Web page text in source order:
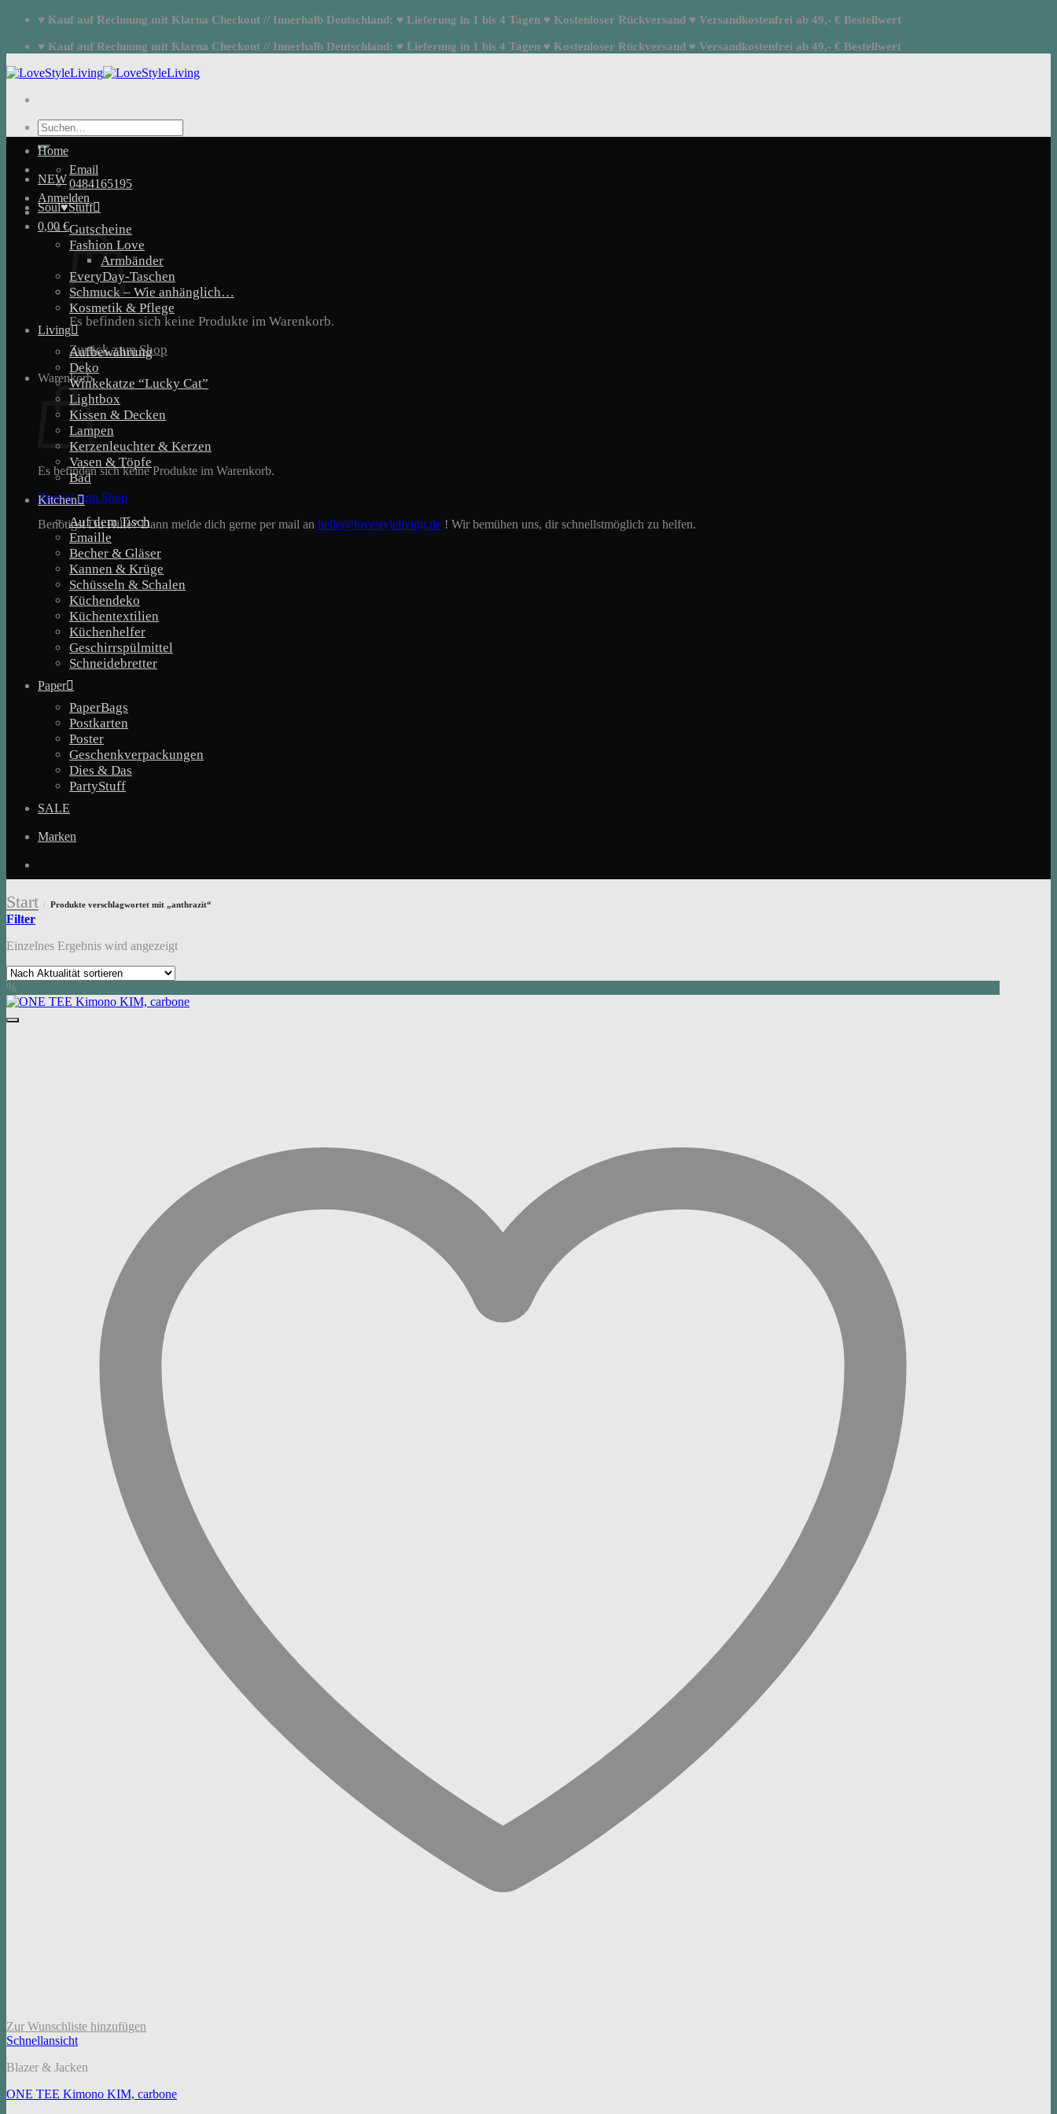
Zum
springen
♥ Kauf auf Rechnung mit Klarna Checkout // Innerhalb Deutschland: ♥ Lieferung in 1 bis 4 Tagen ♥ Kostenloser Rückversand ♥ Versandkostenfrei ab 49,- € Bestellwert
♥ Kauf auf Rechnung mit Klarna Checkout // Innerhalb Deutschland: ♥ Lieferung in 1 bis 4 Tagen ♥ Kostenloser Rückversand ♥ Versandkostenfrei ab 49,- € Bestellwert
Suchen
nach:
Email
0484165195
Anmelden
0,00€
Es befinden sich keine Produkte im Warenkorb.
Zurück zum Shop
Warenkorb
Es befinden sich keine Produkte im Warenkorb.
Zurück zum Shop
Benötigst Du Hilfe? Dann melde dich gerne per mail an hello@lovestyleliving.de ! Wir bemühen uns, dir schnellstmöglich zu helfen.
Home
NEW
Soul♥Stuff
Gutscheine
Fashion Love
Armbänder
EveryDay-Taschen
Schmuck – Wie anhänglich…
Kosmetik & Pflege
Living
Aufbewahrung
Deko
Winkekatze “Lucky Cat”
Lightbox
Kissen & Decken
Lampen
Kerzenleuchter & Kerzen
Vasen & Töpfe
Bad
Kitchen
Auf dem Tisch
Emaille
Becher & Gläser
Kannen & Krüge
Schüsseln & Schalen
Küchendeko
Küchentextilien
Küchenhelfer
Geschirrspülmittel
Schneidebretter
Paper
PaperBags
Postkarten
Poster
Geschenkverpackungen
Dies & Das
PartyStuff
SALE
Marken
Start / Produkte verschlagwortet mit „anthrazit“
Filter
Einzelnes Ergebnis wird angezeigt
%
Zur Wunschliste hinzufügen
Schnellansicht
Blazer & Jacken
ONE TEE Kimono KIM, carbone